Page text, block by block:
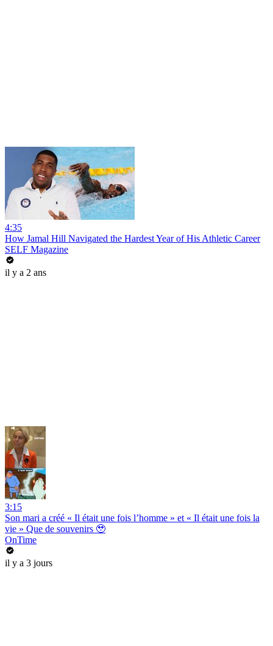
4:35
How Jamal Hill Navigated the Hardest Year of His Athletic Career
SELF Magazine
il y a 2 ans
3:15
Son mari a créé « Il était une fois l’homme » et « Il était une fois la
vie » Que de souvenirs 🥹
OnTime
il y a 3 jours